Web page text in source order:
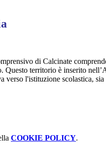
di Calcinate
territorio è inserito
l'istituzione scolastica,
COOKIE POLICY.